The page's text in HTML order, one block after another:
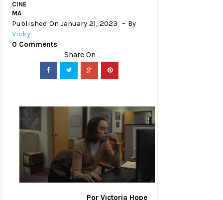
CINE
MA
Published On January 21, 2023
By
Vicky
0 Comments
Por Victoria Hope